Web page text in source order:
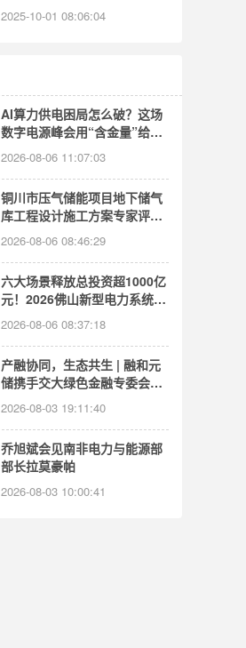
2025-10-01 08:06:04
AI算力供电困局怎么破？这场
数字电源峰会用“含金量”给出
答案
2026-08-06 11:07:03
铜川市压气储能项目地下储气
库工程设计施工方案专家评审
会顺利召开
2026-08-06 08:46:29
六大场景释放总投资超1000亿
元！2026佛山新型电力系统装
备产业招商大会举行
2026-08-06 08:37:18
产融协同，生态共生 | 融和元
储携手交大绿色金融专委会，
共探绿色能源发展新路径
2026-08-03 19:11:40
乔旭斌会见南非电力与能源部
部长拉莫豪帕
2026-08-03 10:00:41